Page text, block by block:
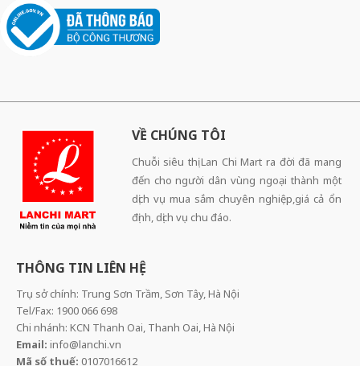
VỀ CHÚNG TÔI
Chuỗi siêu thị Lan Chi Mart ra đời đã mang
đến cho người dân vùng ngoại thành một
dịch vụ mua sắm chuyên nghiệp,giá cả ổn
định, dịch vụ chu đáo.
THÔNG TIN LIÊN HỆ
Trụ sở chính: Trung Sơn Trầm, Sơn Tây, Hà Nội
Tel/Fax: 1900 066 698
Chi nhánh: KCN Thanh Oai, Thanh Oai, Hà Nội
Email: info@lanchi.vn
Mã số thuế: 0107016612